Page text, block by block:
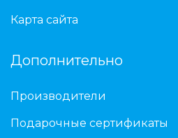
Карта сайта
Дополнительно
Производители
Подарочные сертификаты